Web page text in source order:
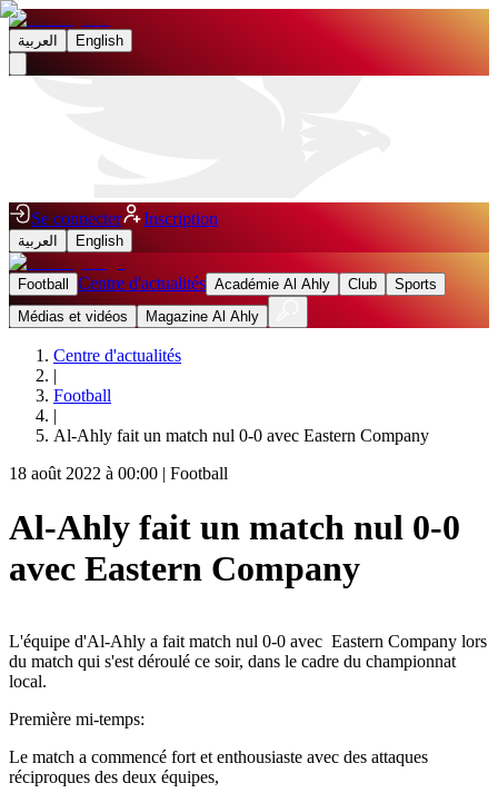
العربية English
Se connecter Inscription
العربية English
Football Centre d'actualités Académie Al Ahly Club
Sports
Médias et vidéos
Magazine Al Ahly
Centre d'actualités
|
Football
|
Al-Ahly fait un match nul 0-0 avec Eastern Company
18 août 2022 à 00:00 | Football
Al-Ahly fait un match nul 0-0
avec Eastern Company
L'équipe d'Al-Ahly a fait match nul 0-0 avec Eastern Company lors
du match qui s'est déroulé ce soir, dans le cadre du championnat
local.
Première mi-temps:
Le match a commencé fort et enthousiaste avec des attaques
réciproques des deux équipes,